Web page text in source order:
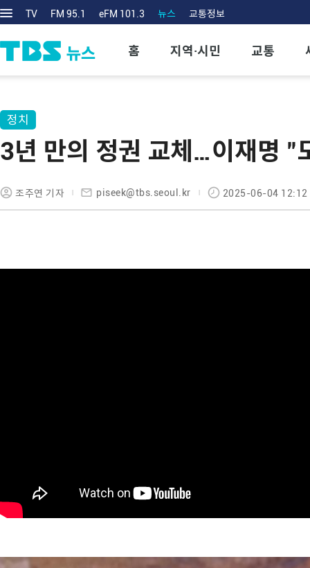
TV FM 95.1 eFM 101.3 뉴스 교통정보
홈 지역·시민 교통
정치
3년 만의 정권 교체…이재명 "
조주연 기자 piseek@tbs.seoul.kr 2025-06-04 12:12